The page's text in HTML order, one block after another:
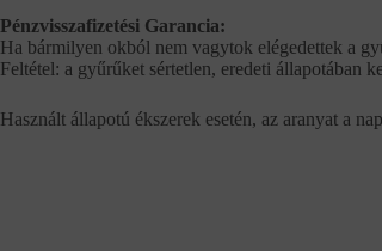
Pénzvisszafizetési Garancia:
Ha bármilyen okból nem vagytok elégedettek a
Feltétel: a gyűrűket sértetlen, eredeti állapotában
Használt állapotú ékszerek esetén, az aranyat a